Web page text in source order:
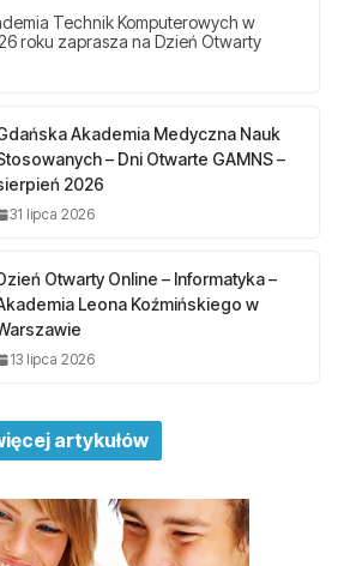
Technik Komputerowych w
roku zaprasza na Dzień Otwarty
Akademia Medyczna Nauk
– Dni Otwarte GAMNS –
2026
31 lipca 2026
Otwarty Online – Informatyka –
Leona Koźmińskiego w
13 lipca 2026
artykułów